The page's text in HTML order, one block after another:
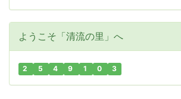
ようこそ「清流の里」へ
2 5 4 9 1 0 3